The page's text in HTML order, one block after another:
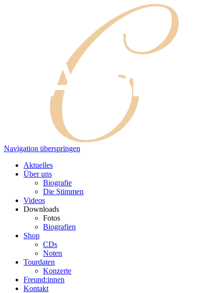
Navigation überspringen
Aktuelles
Über uns
Biografie
Die Stimmen
Videos
Downloads
Fotos
Biografien
Shop
CDs
Noten
Tourdaten
Konzerte
Freund:innen
Kontakt